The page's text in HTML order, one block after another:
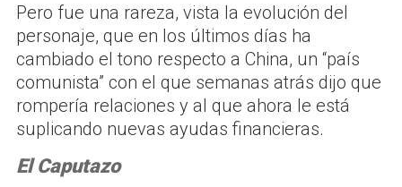
Pero fue una rareza, vista la evolución del
personaje, que en los últimos días ha
cambiado el tono respecto a China, un “país
comunista” con el que semanas atrás dijo que
rompería relaciones y al que ahora le está
suplicando nuevas ayudas financieras.
El Caputazo